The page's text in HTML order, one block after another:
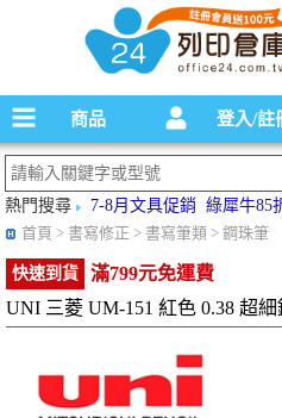
碳粉匣，墨水匣,原廠碳粉匣，副廠碳粉匣
倉庫線上購
商品 登入/註
熱門搜尋 7-8月文具促銷 綠犀牛85
首頁 > 書寫修正 > 書寫筆類 > 鋼珠筆
快速到貨
滿799元免運費
UNI 三菱 UM-151 紅色 0.38 超細